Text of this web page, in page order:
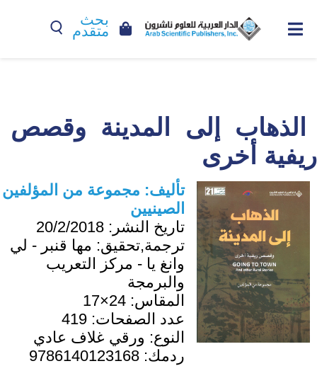
بحث
متقدم
الذهاب إلى المدينة وقصص
ريفية أخرى
تأليف: مجموعة من المؤلفين
الصينيين
تاريخ النشر: 20/2/2018
ترجمة,تحقيق: مها قنبر - لي
وانغ يا - مركز التعريب
والبرمجة
المقاس: 24×17
عدد الصفحات: 419
النوع: ورقي غلاف عادي
ردمك: 9786140123168